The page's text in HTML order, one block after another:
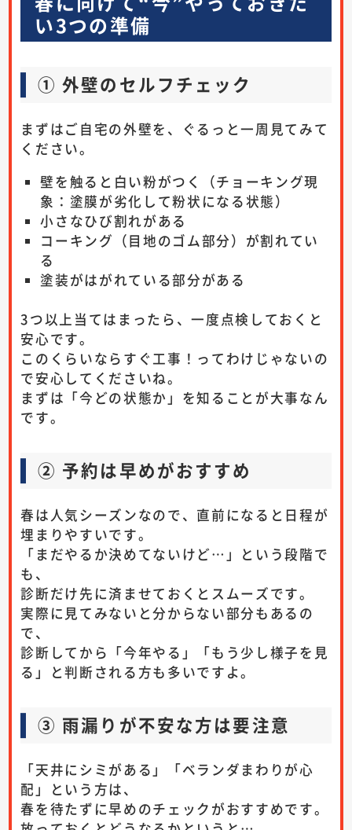
い3つの準備
① 外壁のセルフチェック
まずはご自宅の外壁を、ぐるっと一周見てみて
ください。
壁を触ると白い粉がつく（チョーキング現
象：塗膜が劣化して粉状になる状態）
小さなひび割れがある
コーキング（目地のゴム部分）が割れてい
る
塗装がはがれている部分がある
3つ以上当てはまったら、一度点検しておくと
安心です。
このくらいならすぐ工事！ってわけじゃないの
で安心してくださいね。
まずは「今どの状態か」を知ることが大事なん
です。
② 予約は早めがおすすめ
春は人気シーズンなので、直前になると日程が
埋まりやすいです。
「まだやるか決めてないけど…」という段階で
も、
診断だけ先に済ませておくとスムーズです。
実際に見てみないと分からない部分もあるの
で、
診断してから「今年やる」「もう少し様子を見
る」と判断される方も多いですよ。
③ 雨漏りが不安な方は要注意
「天井にシミがある」「ベランダまわりが心
配」という方は、
春を待たずに早めのチェックがおすすめです。